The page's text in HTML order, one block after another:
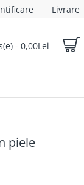
Livrare
- 0,00Lei
piele